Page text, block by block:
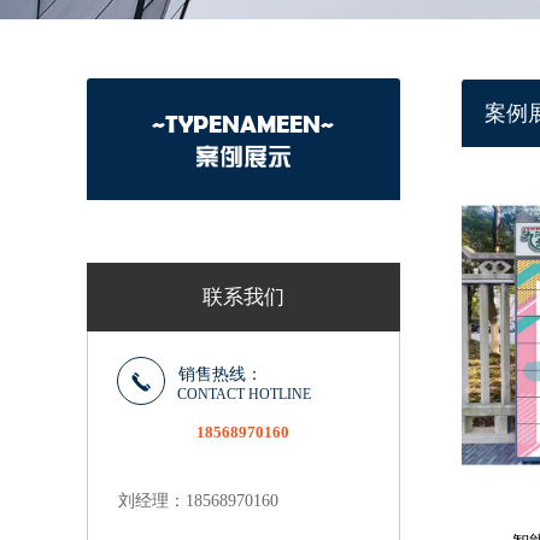
~TYPENAMEEN~
案例展示
联系我们
销售热线：
CONTACT HOTLINE
18568970160
刘经理：18568970160
案例